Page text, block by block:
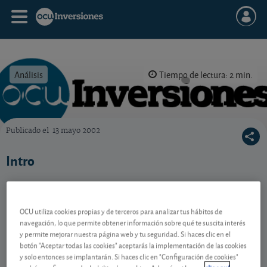
Análisis Tiempo de lectura: 2 min.
Publicado el 13 mayo 2002
Intro
Contenido reservado a SOCIOS
Gestiona tu dinero con visión
OCU utiliza cookies propias y de terceros para analizar tus hábitos de
navegación, lo que permite obtener información sobre qué te suscita interés
y permite mejorar nuestra página web y tu seguridad. Si haces clic en el
botón "Aceptar todas las cookies" aceptarás la implementación de las cookies
y solo entonces se implantarán. Si haces clic en "Configuración de cookies"